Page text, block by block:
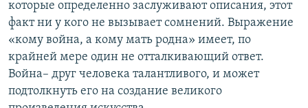
которые определенно заслуживают описания, этот
факт ни у кого не вызывает сомнений. Выражение
«кому война, а кому мать родна» имеет, по
крайней мере один не отталкивающий ответ.
Война– друг человека талантливого, и может
подтолкнуть его на создание великого